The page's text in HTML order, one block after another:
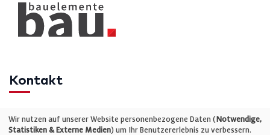
Kontakt
Telefon: +49 (0)711 2585563-0
Wir nutzen auf unserer Website personenbezogene Daten (Notwendige,
Statistiken & Externe Medien) um Ihr Benutzererlebnis zu verbessern.